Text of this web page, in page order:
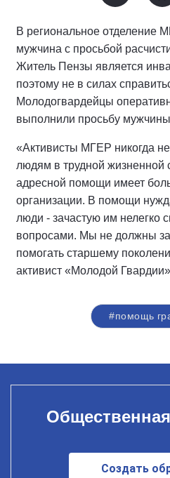
В региональное отделение
мужчина с просьбой
Житель Пензы является
поэтому не в силах
Молодогвардейцы
выполнили просьбу
«Активисты МГЕР никогда
людям в трудной жизненной
адресной помощи имеет
организации. В помощи
люди - зачастую им нелегко
вопросами. Мы не должны
помогать старшему
активист «Молодой
#помощь
Создать